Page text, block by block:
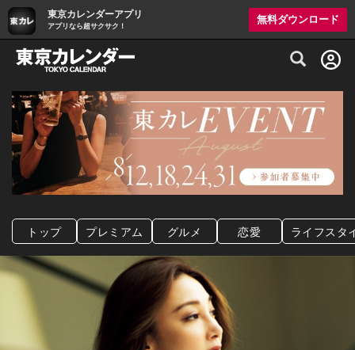
東京カレンダーアプリ
アプリなら超サクサク！
無料ダウンロード
グルメ情報・プレミアムレストラン予約
トップ プレミアム グルメ 恋愛 ライフスタ